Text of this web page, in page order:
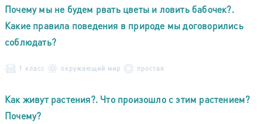
Почему мы не будем рвать цветы и ловить бабочек?.
Какие правила поведения в природе мы договорились
соблюдать?
1 класс окружающий мир простая
Как живут растения?. Что произошло с этим растением?
Почему?